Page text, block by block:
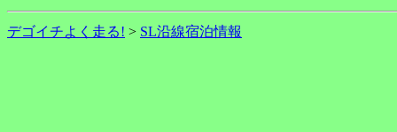
デゴイチよく走る! > SL沿線宿泊情報